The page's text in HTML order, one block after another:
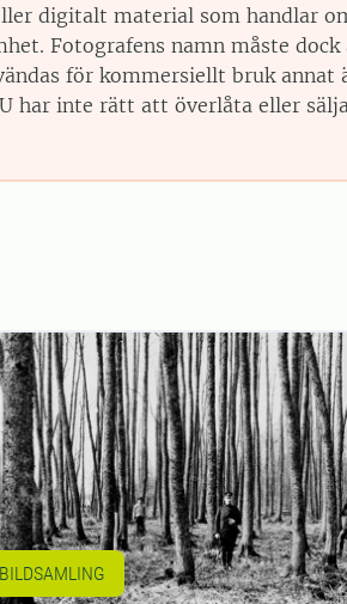
digitalt material som handlar
Fotografens namn måste
för kommersiellt bruk annat
har inte rätt att överlåta eller
BILDSAMLING